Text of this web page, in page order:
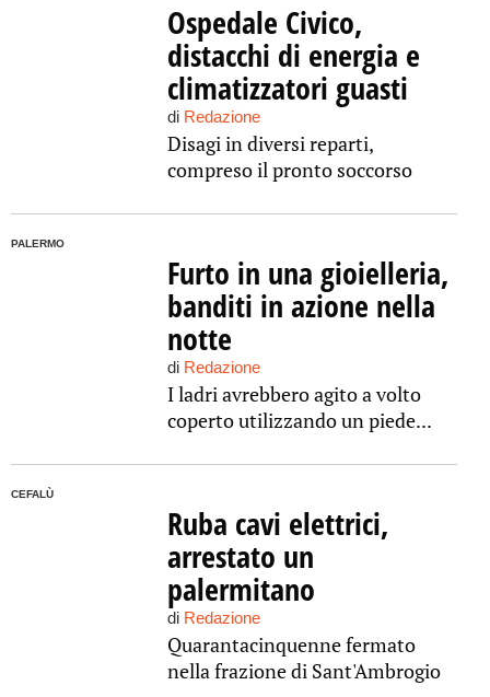
Ospedale Civico,
distacchi di energia e
climatizzatori guasti
di Redazione
Disagi in diversi reparti,
compreso il pronto soccorso
PALERMO
Furto in una gioielleria,
banditi in azione nella
notte
di Redazione
I ladri avrebbero agito a volto
coperto utilizzando un piede...
CEFALÙ
Ruba cavi elettrici,
arrestato un
palermitano
di Redazione
Quarantacinquenne fermato
nella frazione di Sant'Ambrogio